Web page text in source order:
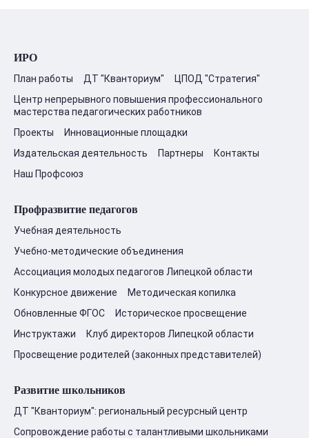
ИРО
План работы ДТ "Кванториум"
ЦПОД "Стратегия"
Центр непрерывного повышения профессионального
мастерства педагогических работников
Проекты
Инновационные площадки
Издательская деятельность
Партнеры
Контакты
Наш Профсоюз
Профразвитие педагогов
Учебная деятельность
Учебно-методические объединения
Ассоциация молодых педагогов Липецкой области
Конкурсное движение
Методическая копилка
Обновленные ФГОС
Историческое просвещение
Инструктажи
Клуб директоров Липецкой области
Просвещение родителей (законных представителей)
Развитие школьников
ДТ "Кванториум": региональный ресурсный центр
Сопровождение работы с талантливыми школьниками